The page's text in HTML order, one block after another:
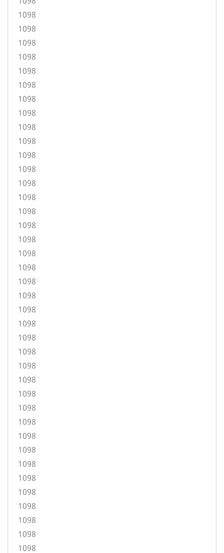
1098
1098
1098
1098
1098
1098
1098
1098
1098
1098
1098
1098
1098
1098
1098
1098
1098
1098
1098
1098
1098
1098
1098
1098
1098
1098
1098
1098
1098
1098
1098
1098
1098
1098
1098
1098
1098
1098
1098